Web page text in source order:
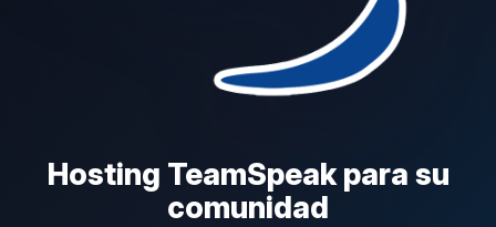
Hosting TeamSpeak para su
comunidad